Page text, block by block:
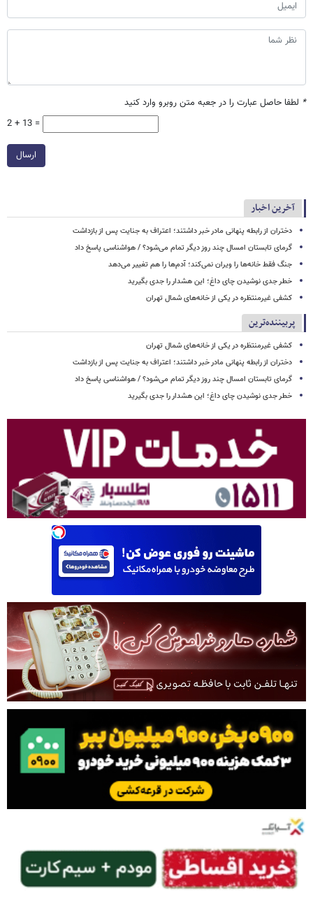
* لطفا حاصل عبارت را در جعبه متن روبرو وارد کنید
2 + 13 =
ارسال
آخرین اخبار
دختران از رابطه پنهانی مادر خبر داشتند؛ اعتراف به جنایت پس از بازداشت
گرمای تابستان امسال چند روز دیگر تمام می‌شود؟ / هواشناسی پاسخ داد
جنگ فقط خانه‌ها را ویران نمی‌کند؛ آدم‌ها را هم تغییر می‌دهد
خطر جدی نوشیدن چای داغ؛ این هشدار را جدی بگیرید
کشفی غیرمنتظره در یکی از خانه‌های شمال تهران
پربیننده‌ترین
کشفی غیرمنتظره در یکی از خانه‌های شمال تهران
دختران از رابطه پنهانی مادر خبر داشتند؛ اعتراف به جنایت پس از بازداشت
گرمای تابستان امسال چند روز دیگر تمام می‌شود؟ / هواشناسی پاسخ داد
خطر جدی نوشیدن چای داغ؛ این هشدار را جدی بگیرید